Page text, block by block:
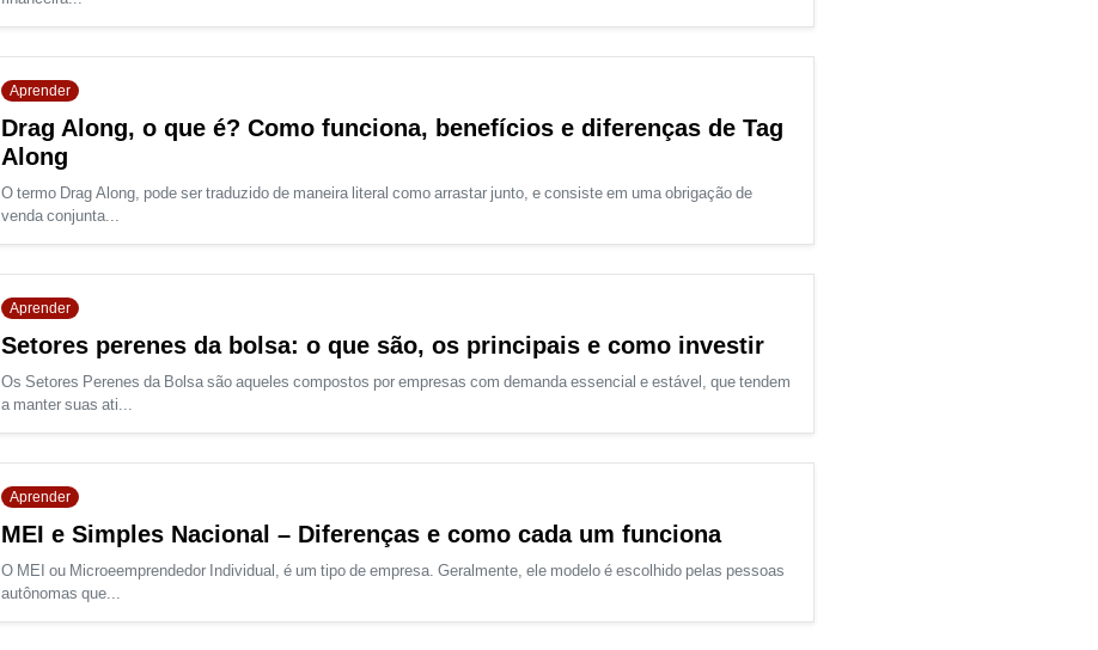
Aprender
Drag Along, o que é? Como funciona, benefícios e diferenças de Tag
Along
O termo Drag Along, pode ser traduzido de maneira literal como arrastar junto, e consiste em uma obrigação de
venda conjunta...
Aprender
Setores perenes da bolsa: o que são, os principais e como investir
Os Setores Perenes da Bolsa são aqueles compostos por empresas com demanda essencial e estável, que tendem
a manter suas ati...
Aprender
MEI e Simples Nacional – Diferenças e como cada um funciona
O MEI ou Microeemprendedor Individual, é um tipo de empresa. Geralmente, ele modelo é escolhido pelas pessoas
autônomas que...